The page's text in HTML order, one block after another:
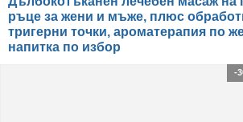
ръце за жени и мъже, плюс
тригерни точки, ароматерапия по
напитка по избор
-